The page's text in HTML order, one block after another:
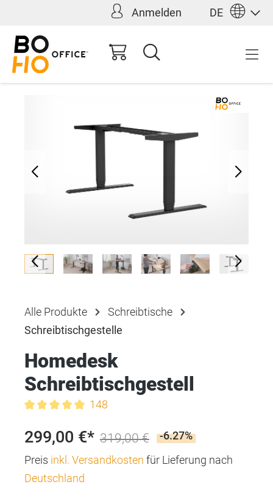
Anmelden DE
Alle Produkte
Schreibtische
Schreibtischgestelle
Homedesk
Schreibtischgestell
148
299,00 €* 319,00 €
-6.27%
Preis inkl. Versandkosten für Lieferung nach
Deutschland
299,00 €*